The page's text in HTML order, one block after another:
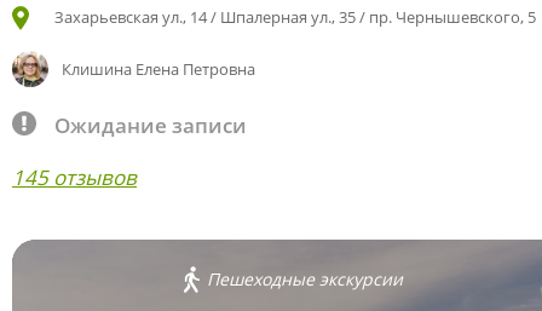
Захарьевская ул., 14 / Шпалерная ул., 35 / пр. Чернышевского, 5
Клишина Елена Петровна
Ожидание записи
145 отзывов
Пешеходные экскурсии